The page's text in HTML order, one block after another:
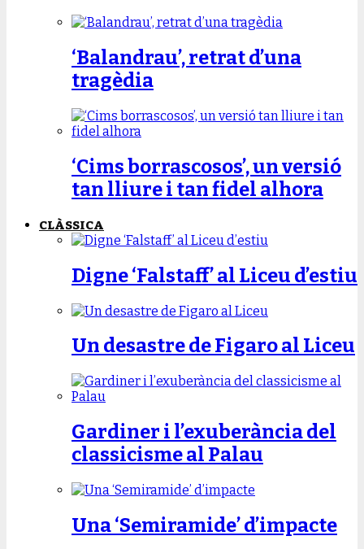
‘Balandrau’, retrat d’una
tragèdia
‘Cims borrascosos’, un versió
tan lliure i tan fidel alhora
CLÀSSICA
Digne ‘Falstaff’ al Liceu d’estiu
Un desastre de Figaro al Liceu
Gardiner i l’exuberància del
classicisme al Palau
Una ‘Semiramide’ d’impacte